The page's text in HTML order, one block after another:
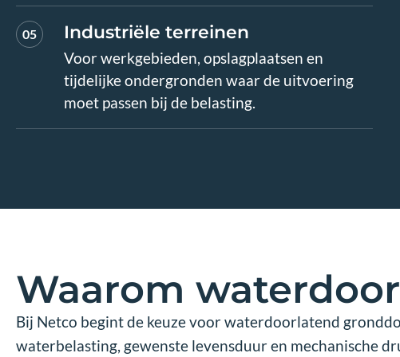
05 Industriële terreinen
Voor werkgebieden, opslagplaatsen en
tijdelijke ondergronden waar de uitvoering
moet passen bij de belasting.
Waarom
Bij Netco begint de keuze voor waterdoorlatend
waterbelasting, gewenste levensduur en mechanische